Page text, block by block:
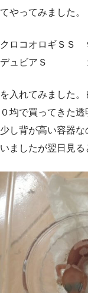
てやってみました。
クロコオロギＳＳ
デュビアＳ
を入れてみました
０均で買ってきた透
少し背が高い容器
いましたが翌日見る